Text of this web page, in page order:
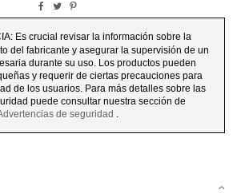
Es crucial revisar la información sobre la
del fabricante y asegurar la supervisión de un
durante su uso. Los productos pueden
y requerir de ciertas precauciones para
de los usuarios. Para más detalles sobre las
puede consultar nuestra sección de
de seguridad